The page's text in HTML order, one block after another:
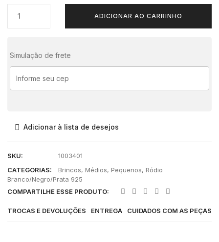
ADICIONAR AO CARRINHO
Simulação de frete
Adicionar à lista de desejos
SKU:
1003401
CATEGORIAS:
Brincos, Médios, Pequenos, Ródio
Branco/Negro/Prata 925
COMPARTILHE ESSE PRODUTO:
TROCAS E DEVOLUÇÕES ENTREGA CUIDADOS COM AS PEÇAS